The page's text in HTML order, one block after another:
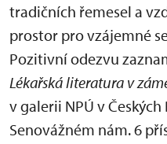
tradičních řemesel a
prostor pro vzájemné
Pozitivní odezvu
Lékařská literatura v
v galerii NPÚ v
Senovážném nám. 6